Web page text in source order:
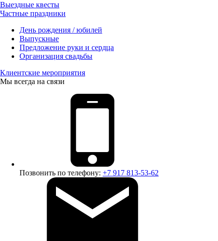
Выездные квесты
Частные праздники
День рождения / юбилей
Выпускные
Предложение руки и сердца
Организация свадьбы
Клиентские мероприятия
Мы всегда на связи
Позвонить по телефону: +7 917 813-53-62